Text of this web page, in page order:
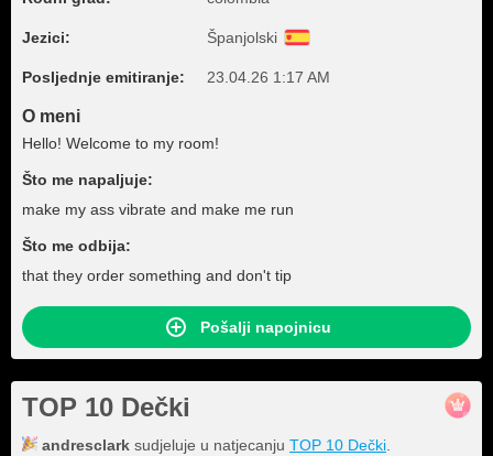
Jezici: Španjolski
Posljednje emitiranje: 23.04.26 1:17 AM
O meni
Hello! Welcome to my room!
Što me napaljuje:
make my ass vibrate and make me run
Što me odbija:
that they order something and don't tip
Pošalji napojnicu
TOP 10 Dečki
andresclark sudjeluje u natjecanju TOP 10 Dečki